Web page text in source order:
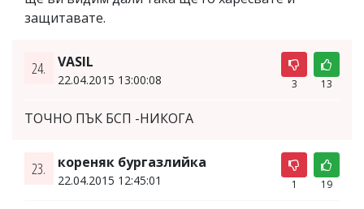
защитавате.
24. VASIL
22.04.2015 13:00:08 3 13
ТОЧНО ПЪК БСП -НИКОГА
23. кореняк бургазлийка
22.04.2015 12:45:01 1 19